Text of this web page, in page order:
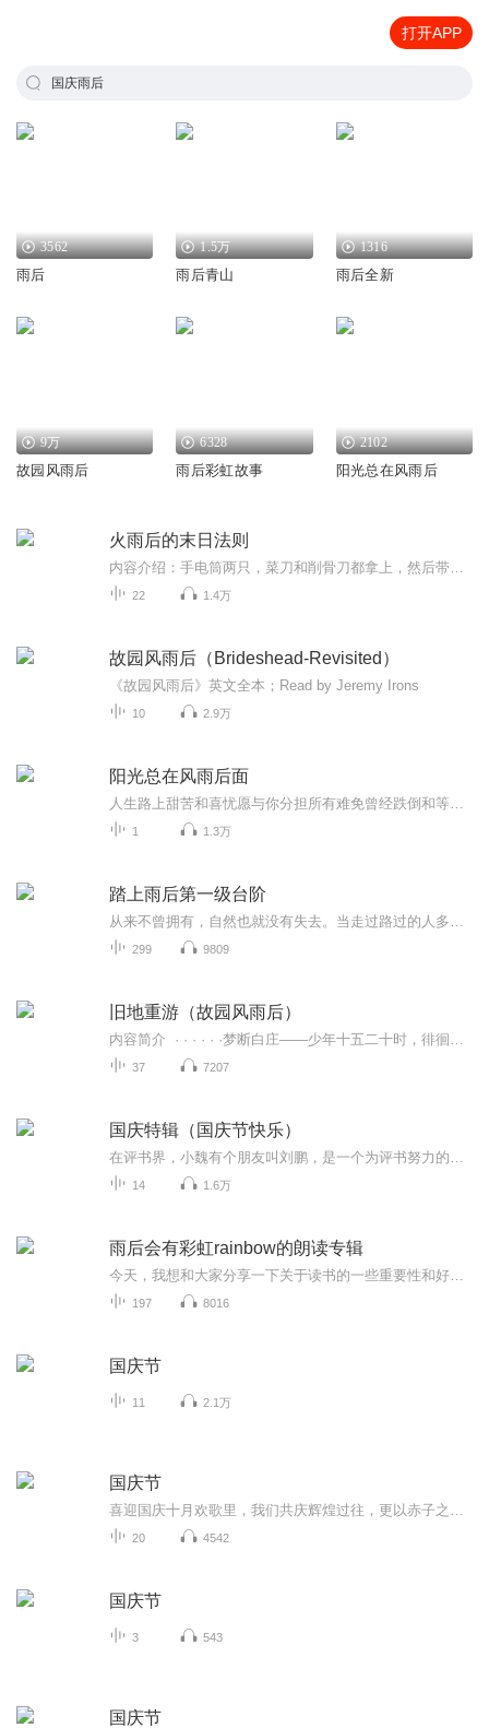
打开APP
国庆雨后
3562
雨后
1.5万
雨后青山
1316
雨后全新
9万
故园风雨后
6328
雨后彩虹故事
2102
阳光总在风雨后
火雨后的末日法则
22 1.4万
故园风雨后（Brideshead-Revisited）
《故园风雨后》英文全本；Read by Jeremy Irons
10 2.9万
阳光总在风雨后面
1 1.3万
踏上雨后第一级台阶
299 9809
旧地重游（故园风雨后）
37 7207
国庆特辑（国庆节快乐）
14 1.6万
雨后会有彩虹rainbow的朗读专辑
197 8016
国庆节
11 2.1万
国庆节
20 4542
国庆节
3 543
国庆节